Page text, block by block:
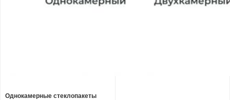
Однокамерные стеклопакеты